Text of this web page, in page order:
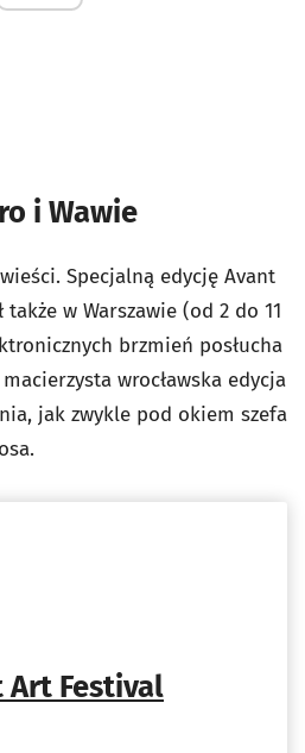
i Wawie
Specjalną edycję Avant
w Warszawie (od 2 do 11
brzmień posłucha
wrocławska edycja
jak zwykle pod okiem szefa
Art Festival